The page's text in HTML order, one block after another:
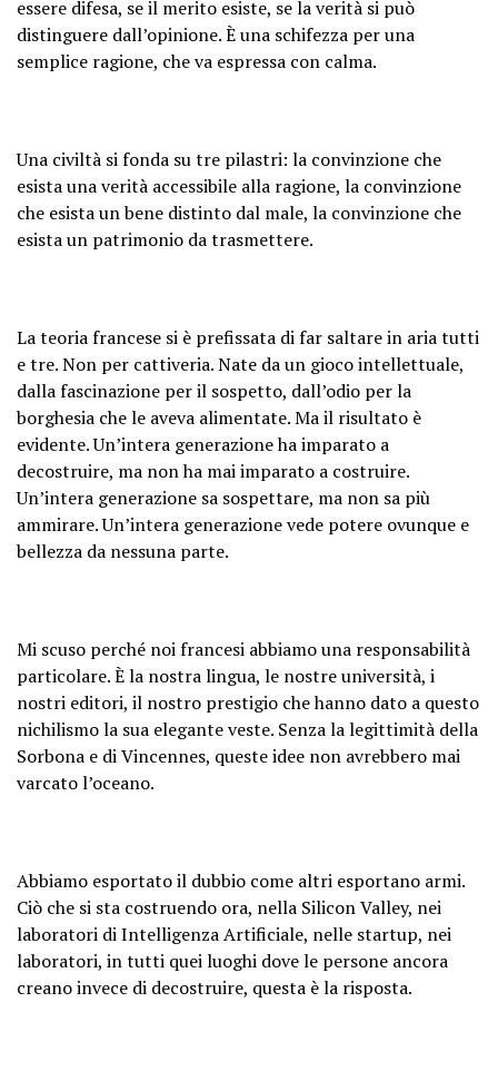
essere difesa, se il merito esiste, se la verità si può
distinguere dall’opinione. È una schifezza per una
semplice ragione, che va espressa con calma.
Una civiltà si fonda su tre pilastri: la convinzione che
esista una verità accessibile alla ragione, la convinzione
che esista un bene distinto dal male, la convinzione che
esista un patrimonio da trasmettere.
La teoria francese si è prefissata di far saltare in aria tutti
e tre. Non per cattiveria. Nate da un gioco intellettuale,
dalla fascinazione per il sospetto, dall’odio per la
borghesia che le aveva alimentate. Ma il risultato è
evidente. Un’intera generazione ha imparato a
decostruire, ma non ha mai imparato a costruire.
Un’intera generazione sa sospettare, ma non sa più
ammirare. Un’intera generazione vede potere ovunque e
bellezza da nessuna parte.
Mi scuso perché noi francesi abbiamo una responsabilità
particolare. È la nostra lingua, le nostre università, i
nostri editori, il nostro prestigio che hanno dato a questo
nichilismo la sua elegante veste. Senza la legittimità della
Sorbona e di Vincennes, queste idee non avrebbero mai
varcato l’oceano.
Abbiamo esportato il dubbio come altri esportano armi.
Ciò che si sta costruendo ora, nella Silicon Valley, nei
laboratori di Intelligenza Artificiale, nelle startup, nei
laboratori, in tutti quei luoghi dove le persone ancora
creano invece di decostruire, questa è la risposta.